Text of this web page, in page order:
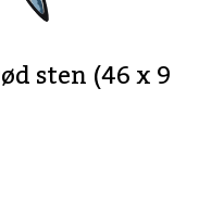
sten (46 x 9